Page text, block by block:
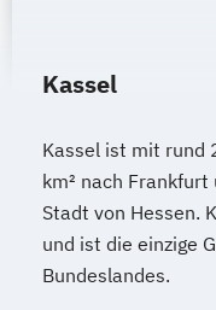
Kassel
Kassel ist mit rund
km² nach
Stadt von Hessen.
und ist die einzige
Bundeslandes.